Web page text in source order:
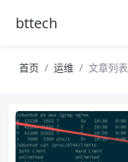
bttech
首页 运维 文章列表